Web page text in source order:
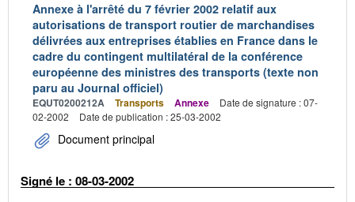
Annexe à l'arrêté du 7 février 2002 relatif aux
autorisations de transport routier de marchandises
délivrées aux entreprises établies en France dans le
cadre du contingent multilatéral de la conférence
européenne des ministres des transports (texte non
paru au Journal officiel)
EQUT0200212A Transports Annexe
Date de signature : 07-
02-2002
Date de publication : 25-03-2002
Document principal
Signé le : 08-03-2002